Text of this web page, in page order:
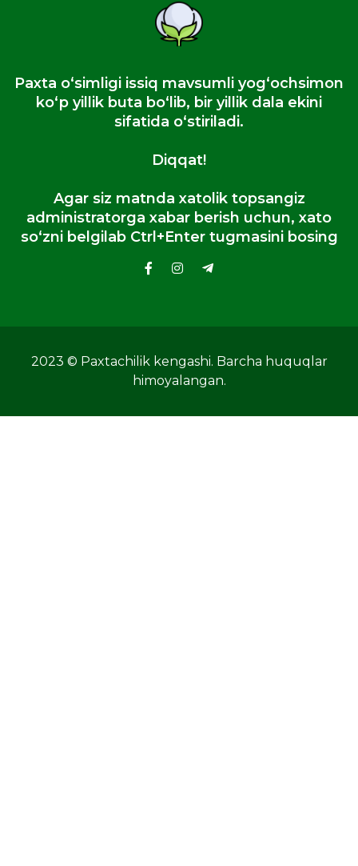
Paxta oʻsimligi issiq mavsumli yogʻochsimon
koʻp yillik buta boʻlib, bir yillik dala ekini
sifatida oʻstiriladi.
Diqqat!
Agar siz matnda xatolik topsangiz
administratorga xabar berish uchun, xato
so‘zni belgilab Ctrl+Enter tugmasini bosing
2023 © Paxtachilik kengashi. Barcha huquqlar
himoyalangan.